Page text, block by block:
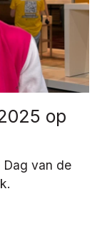
op
Dag van de